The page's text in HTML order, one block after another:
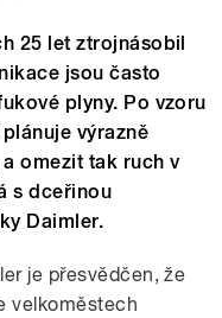
25 let ztrojnásobil
jsou často
plyny. Po vzoru
výrazně
omezit tak ruch v
s dceřinou
Daimler.
je přesvědčen, že
velkoměstech